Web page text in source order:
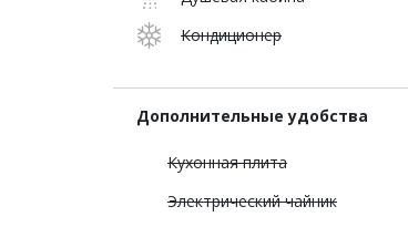
Кондиционер
Дополнительные удобства
Кухонная плита
Электрический чайник